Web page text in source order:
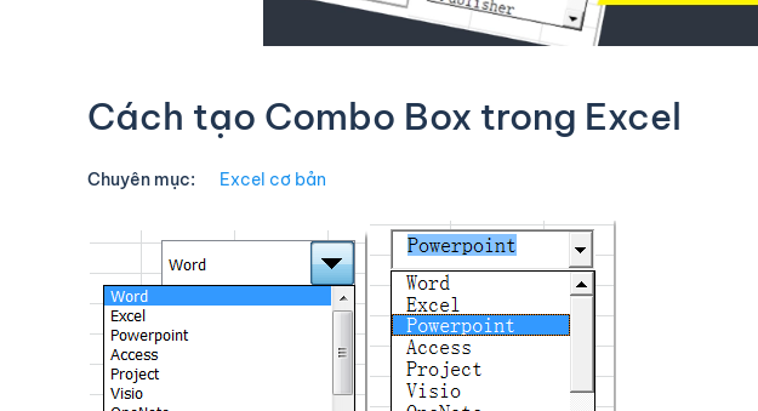
Cách tạo Combo Box trong Excel
Chuyên mục: Excel cơ bản